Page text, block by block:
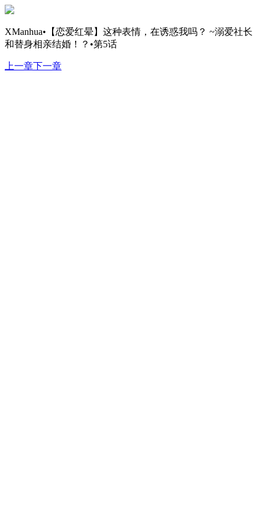
XManhua•【恋爱红晕】这种表情，在诱惑我吗？ ~溺爱社长
和替身相亲结婚！？•第5话
上一章下一章